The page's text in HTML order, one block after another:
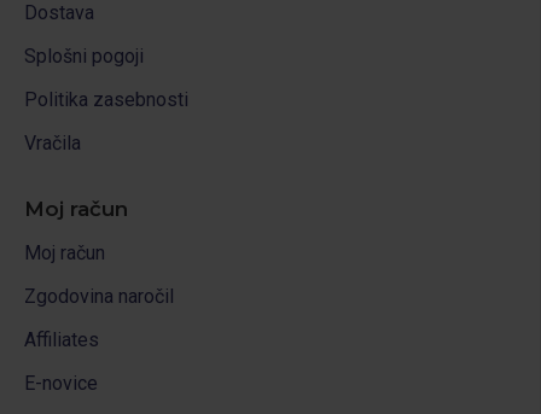
Dostava
Splošni pogoji
Politika zasebnosti
Vračila
Moj račun
Moj račun
Zgodovina naročil
Affiliates
E-novice